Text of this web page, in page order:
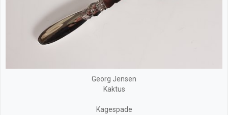
Georg Jensen
Kaktus
Kagespade